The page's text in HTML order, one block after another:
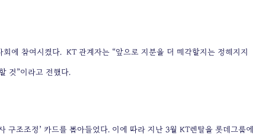
회에 참여시켰다. KT 관계자는 “앞으로 지분을 더 매각할지는 정해지지
것”이라고 전했다.
구조조정’ 카드를 뽑아들었다. 이에 따라 지난 3월 KT렌탈을 롯데그룹에